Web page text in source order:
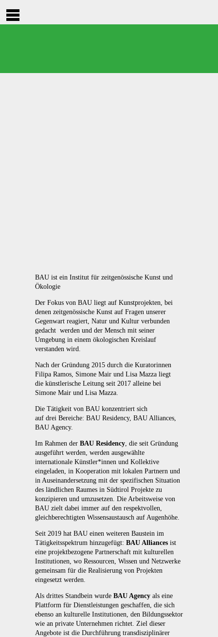
BAU ist ein Institut für zeitgenössische Kunst und
Ökologie
Der Fokus von BAU liegt auf Kunstprojekten, bei
denen zeitgenössische Kunst auf Fragen unserer
Gegenwart reagiert, Natur und Kultur verbunden
gedacht werden und der Mensch mit seiner
Umgebung in einem ökologischen Kreislauf
verstanden wird.
Nach der Gründung 2015 durch die Kuratorinnen
Filipa Ramos, Simone Mair und Lisa Mazza liegt
die künstlerische Leitung seit 2017 alleine bei
Simone Mair und Lisa Mazza.
Die Tätigkeit von BAU konzentriert sich
auf drei Bereiche: BAU Residency, BAU Alliances,
BAU Agency.
Im Rahmen der BAU Residency, die seit Gründung
ausgeführt werden, werden ausgewählte
internationale Künstler*innen und Kollektive
eingeladen, in Kooperation mit lokalen Partnern und
in Auseinandersetzung mit der spezifischen Situation
des ländlichen Raumes in Südtirol Projekte zu
konzipieren und umzusetzen. Die Arbeitsweise von
BAU zielt dabei immer auf den respektvollen,
gleichberechtigten Wissensaustausch auf Augenhöhe.
Seit 2019 hat BAU einen weiteren Baustein im
Tätigkeitsspektrum hinzugefügt: BAU Alliancesist
eine projektbezogene Partnerschaft mit kulturellen
Institutionen, wo Ressourcen, Wissen und Netzwerke
gemeinsam für die Realisierung von Projekten
eingesetzt werden.
Als drittes Standbein wurde BAU Agencyals eine
Plattform für Dienstleistungen geschaffen, die sich
ebenso an kulturelle Institutionen, den Bildungssektor
wie an private Unternehmen richtet. Ziel dieser
Angebote ist die Durchführung transdisziplinärer